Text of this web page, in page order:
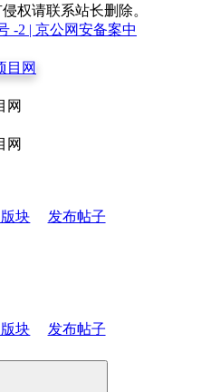
权请联系站长删除。
-2 | 京公网安备案中
块 发布帖子
块
发布帖子